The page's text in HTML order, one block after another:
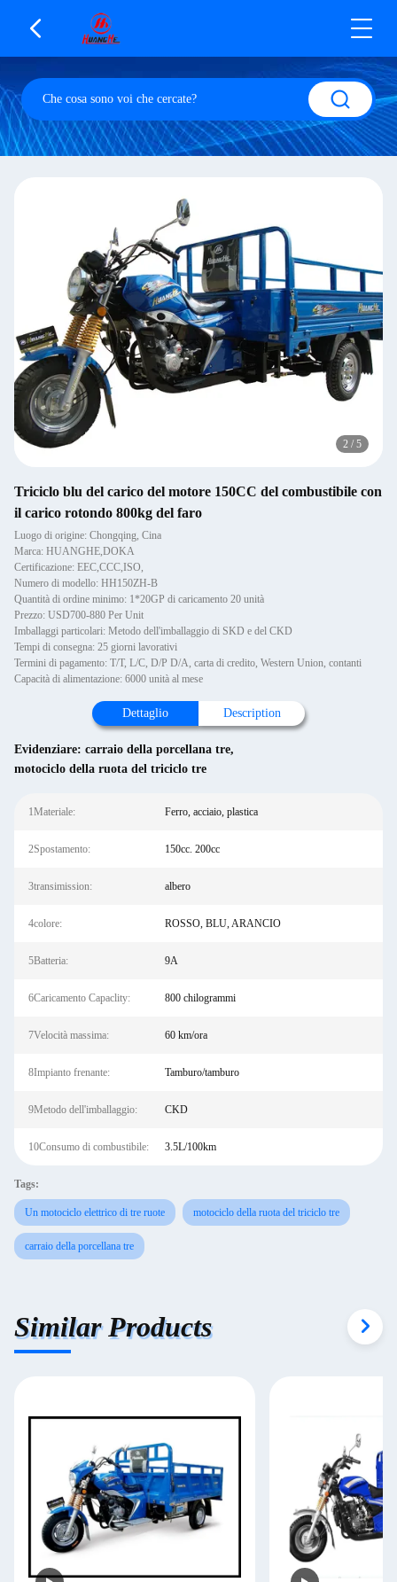
2 / 5
Triciclo blu del carico del motore 150CC del combustibile con
il carico rotondo 800kg del faro
Luogo di origine: Chongqing, Cina
Marca: HUANGHE,DOKA
Certificazione: EEC,CCC,ISO,
Numero di modello: HH150ZH-B
Quantità di ordine minimo: 1*20GP di caricamento 20 unità
Prezzo: USD700-880 Per Unit
Imballaggi particolari: Metodo dell'imballaggio di SKD e del CKD
Tempi di consegna: 25 giorni lavorativi
Termini di pagamento: T/T, L/C, D/P D/A, carta di credito, Western Union, contanti
Capacità di alimentazione: 6000 unità al mese
Dettaglio Description
Evidenziare: carraio della porcellana tre,
motociclo della ruota del triciclo tre
1Materiale: Ferro, acciaio, plastica
2Spostamento: 150cc. 200cc
3transimission: albero
4colore: ROSSO, BLU, ARANCIO
5Batteria: 9A
6Caricamento Capaclity: 800 chilogrammi
7Velocità massima: 60 km/ora
8Impianto frenante: Tamburo/tamburo
9Metodo dell'imballaggio: CKD
10Consumo di combustibile: 3.5L/100km
Tags:
Un motociclo elettrico di tre ruote motociclo della ruota del triciclo tre
carraio della porcellana tre
Similar Products